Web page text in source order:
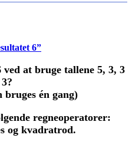
6”
at bruge tallene 5, 3, 3
én gang)
regneoperatorer:
og kvadratrod.